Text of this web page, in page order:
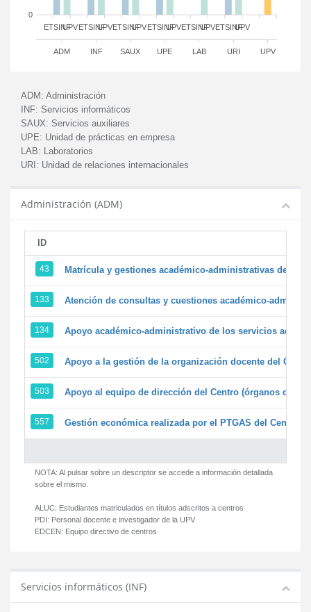
ETSINF ETSINF ETSINF ETSINF ETSINF ETSINF
UPV UPV UPV UPV UPV UPV
ADM INF SAUX UPE LAB URI UPV
0
ADM: Administración
INF: Servicios informáticos
SAUX: Servicios auxiliares
UPE: Unidad de prácticas en empresa
LAB: Laboratorios
URI: Unidad de relaciones internacionales
Administración (ADM)
ID
43 Matrícula y gestiones académico-administrativas de la
133 Atención de consultas y cuestiones académico-
134 Apoyo académico-administrativo de los servicios
502 Apoyo a la gestión de la organización docente del
503 Apoyo al equipo de dirección del Centro (órganos
557 Gestión económica realizada por el PTGAS del Centro
NOTA: Al pulsar sobre un descriptor se accede a información detallada
sobre el mismo.
ALUC: Estudiantes matriculados en títulos adscritos a centros
PDI: Personal docente e investigador de la UPV
EDCEN: Equipo directivo de centros
Servicios informáticos (INF)